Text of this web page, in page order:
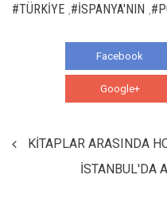
#TÜRKİYE #İSPANYA'NIN
Facebook
Google+
KİTAPLAR ARASINDA
İSTANBUL'DA